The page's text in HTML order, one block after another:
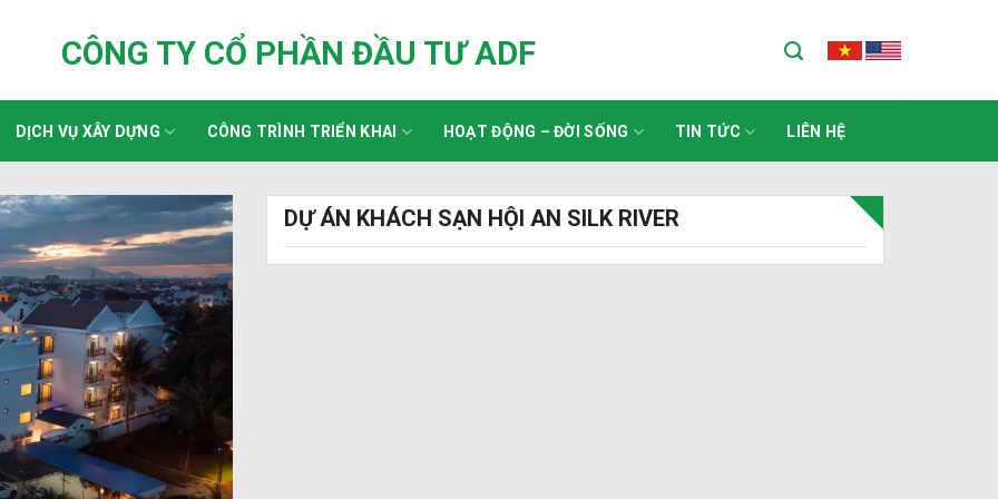
CÔNG TY CỔ PHẦN ĐẦU TƯ ADF
DỊCH VỤ XÂY DỰNG CÔNG TRÌNH TRIỂN KHAI HOẠT ĐỘNG – ĐỜI SỐNG TIN TỨC LIÊN HỆ
DỰ ÁN KHÁCH SẠN HỘI AN SILK RIVER